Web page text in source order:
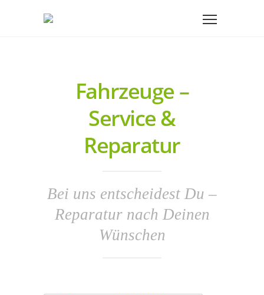
Fahrzeuge –
Service &
Reparatur
Bei uns entscheidest Du –
Reparatur nach Deinen
Wünschen